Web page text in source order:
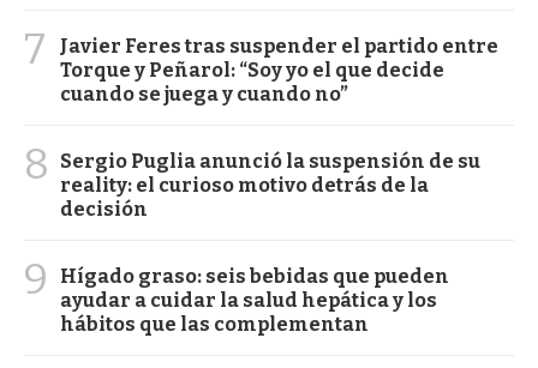
7
Javier Feres tras suspender el partido entre
Torque y Peñarol: “Soy yo el que decide
cuando se juega y cuando no”
8
Sergio Puglia anunció la suspensión de su
reality: el curioso motivo detrás de la
decisión
9
Hígado graso: seis bebidas que pueden
ayudar a cuidar la salud hepática y los
hábitos que las complementan